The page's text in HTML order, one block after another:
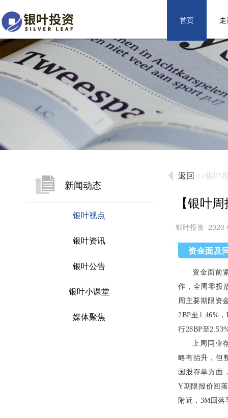
首页
新闻动态
银叶视点
银叶资讯
银叶公告
银叶小课堂
媒体聚焦
返回 <<银叶
【银叶
银叶投资
资金面及
资金面前
作，全周零投
周主要期限资
2BP至1.46%
行28BP至
上周同业
略有抬升，但
国股存单方面
Y期限报价回
附近，3M回